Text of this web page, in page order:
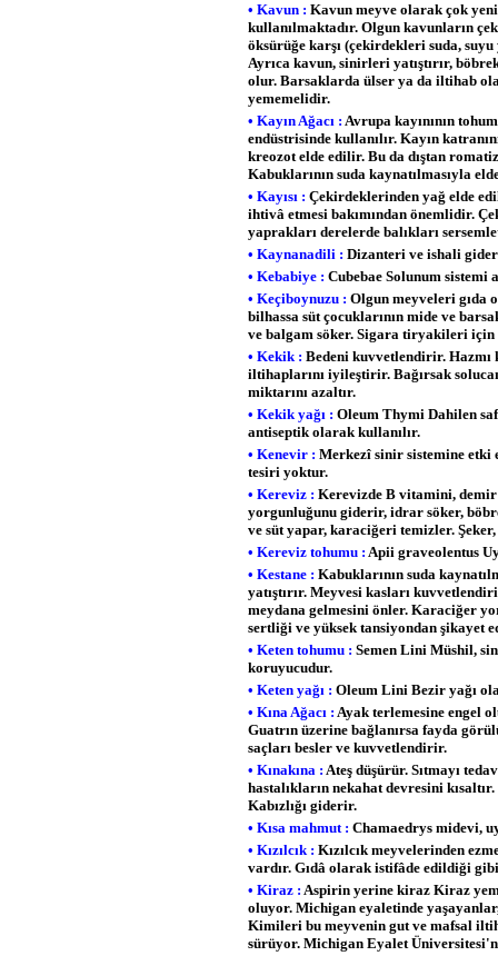
• Kavun : Kavun meyve olarak çok
kullanılmaktadır. Olgun kavunların
öksürüğe karşı (çekirdekleri suda,
Ayrıca kavun, sinirleri yatıştırır,
olur. Barsaklarda ülser ya da iltihab
yememelidir.
• Kayın Ağacı : Avrupa kayınının
endüstrisinde kullanılır. Kayın
kreozot elde edilir. Bu da dıştan
Kabuklarının suda kaynatılmasıyla
• Kayısı : Çekirdeklerinden yağ elde
ihtivâ etmesi bakımından önemlidir.
yaprakları derelerde balıkları
• Kaynanadili : Dizanteri ve ishali
• Kebabiye : Cubebae Solunum
• Keçiboynuzu : Olgun meyveleri gıda
bilhassa süt çocuklarının mide ve
ve balgam söker. Sigara tiryakileri için
• Kekik : Bedeni kuvvetlendirir. Hazmı
iltihaplarını iyileştirir. Bağırsak
miktarını azaltır.
• Kekik yağı : Oleum Thymi Dahilen
antiseptik olarak kullanılır.
• Kenevir : Merkezî sinir sistemine etki
tesiri yoktur.
• Kereviz : Kerevizde B vitamini, demir
yorgunluğunu giderir, idrar söker,
ve süt yapar, karaciğeri temizler.
• Kereviz tohumu : Apii graveolentus
• Kestane : Kabuklarının suda
yatıştırır. Meyvesi kasları
meydana gelmesini önler. Karaciğer
sertliği ve yüksek tansiyondan şikayet
• Keten tohumu : Semen Lini Müshil,
koruyucudur.
• Keten yağı : Oleum Lini Bezir yağı
• Kına Ağacı : Ayak terlemesine engel
Guatrın üzerine bağlanırsa fayda
saçları besler ve kuvvetlendirir.
• Kınakına : Ateş düşürür. Sıtmayı
hastalıkların nekahat devresini
Kabızlığı giderir.
• Kısa mahmut : Chamaedrys midevi,
• Kızılcık : Kızılcık meyvelerinden
vardır. Gıdâ olarak istifâde edildiği
• Kiraz : Aspirin yerine kiraz Kiraz
oluyor. Michigan eyaletinde
Kimileri bu meyvenin gut ve mafsal
sürüyor. Michigan Eyalet